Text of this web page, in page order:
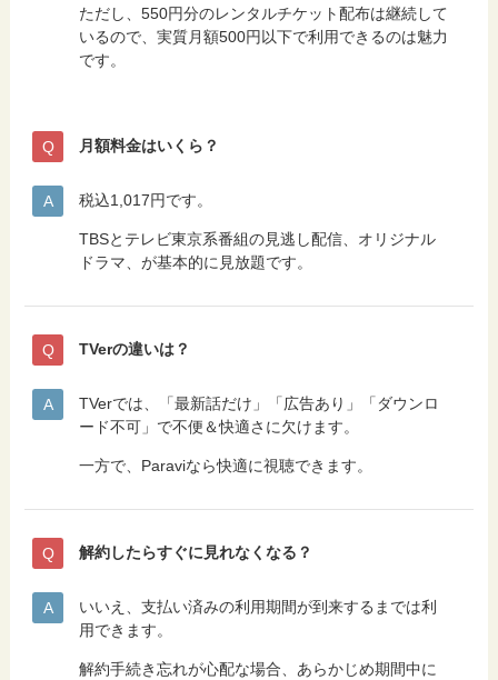
ただし、550円分のレンタルチケット配布は継続して
いるので、実質月額500円以下で利用できるのは魅力
です。
月額料金はいくら？
税込1,017円です。
TBSとテレビ東京系番組の見逃し配信、オリジナル
ドラマ、が基本的に見放題です。
TVerの違いは？
TVerでは、「最新話だけ」「広告あり」「ダウンロ
ード不可」で不便＆快適さに欠けます。
一方で、Paraviなら快適に視聴できます。
解約したらすぐに見れなくなる？
いいえ、支払い済みの利用期間が到来するまでは利
用できます。
解約手続き忘れが心配な場合、あらかじめ期間中に